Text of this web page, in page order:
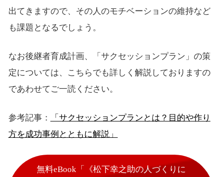
出てきますので、その人のモチベーションの維持など
も課題となるでしょう。
なお後継者育成計画、「サクセッションプラン」の策
定については、こちらでも詳しく解説しておりますの
であわせてご一読ください。
参考記事：
「サクセッションプランとは？目的や作り
方を成功事例とともに解説」
無料eBook「《松下幸之助の人づくりに